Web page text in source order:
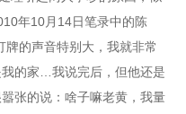
年10月14日笔录中的陈
的声音特别大，我就非常
的家…我说完后，但他还是
张的说：啥子嘛老黄，我量